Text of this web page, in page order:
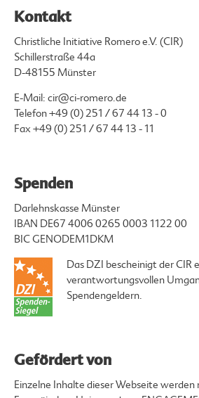
Kontakt
Christliche Initiative Romero e.V. (CIR)
Schillerstraße 44a
D-48155 Münster
E-Mail: cir@ci-romero.de
Telefon+49 (0) 251 / 67 44 13 - 0
Fax +49 (0) 251 / 67 44 13 - 11
Spenden
Darlehnskasse Münster
IBAN DE67 4006 0265 0003 1122 00
BIC GENODEM1DKM
Das DZI bescheinigt der CIR
verantwortungsvollen
Spendengeldern.
Gefördert von
Einzelne Inhalte dieser Webseite